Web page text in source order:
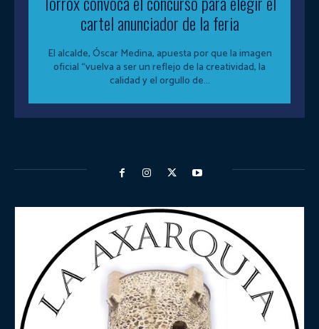
cartel anunciador de la feria
El alcalde, Óscar Medina, apuesta por que la imagen
oficial “vuelva a ser un reflejo de la creatividad, la
calidad y el orgullo de...